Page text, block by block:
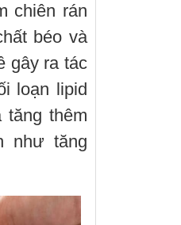
chiên rán
béo và
gây ra tác
loạn lipid
thêm
như tăng